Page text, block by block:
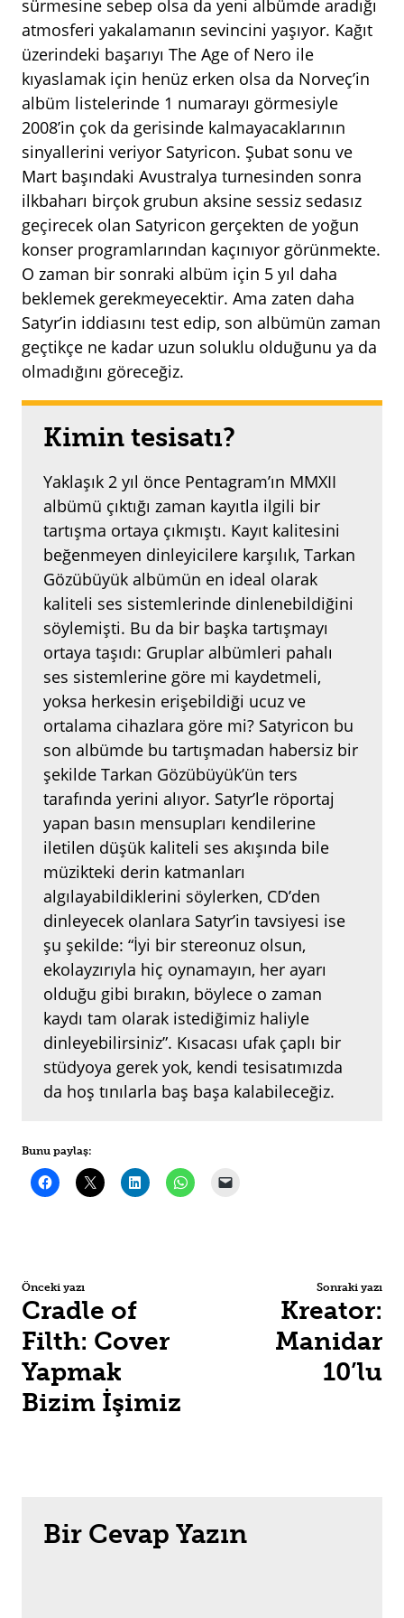
sürmesine sebep olsa da yeni albümde aradığı
atmosferi yakalamanın sevincini yaşıyor. Kağıt
üzerindeki başarıyı The Age of Nero ile
kıyaslamak için henüz erken olsa da Norveç’in
albüm listelerinde 1 numarayı görmesiyle
2008’in çok da gerisinde kalmayacaklarının
sinyallerini veriyor Satyricon. Şubat sonu ve
Mart başındaki Avustralya turnesinden sonra
ilkbaharı birçok grubun aksine sessiz sedasız
geçirecek olan Satyricon gerçekten de yoğun
konser programlarından kaçınıyor görünmekte.
O zaman bir sonraki albüm için 5 yıl daha
beklemek gerekmeyecektir. Ama zaten daha
Satyr’in iddiasını test edip, son albümün zaman
geçtikçe ne kadar uzun soluklu olduğunu ya da
olmadığını göreceğiz.
Kimin tesisatı?
Yaklaşık 2 yıl önce Pentagram’ın MMXII
albümü çıktığı zaman kayıtla ilgili bir
tartışma ortaya çıkmıştı. Kayıt kalitesini
beğenmeyen dinleyicilere karşılık, Tarkan
Gözübüyük albümün en ideal olarak
kaliteli ses sistemlerinde dinlenebildiğini
söylemişti. Bu da bir başka tartışmayı
ortaya taşıdı: Gruplar albümleri pahalı
ses sistemlerine göre mi kaydetmeli,
yoksa herkesin erişebildiği ucuz ve
ortalama cihazlara göre mi? Satyricon bu
son albümde bu tartışmadan habersiz bir
şekilde Tarkan Gözübüyük’ün ters
tarafında yerini alıyor. Satyr’le röportaj
yapan basın mensupları kendilerine
iletilen düşük kaliteli ses akışında bile
müzikteki derin katmanları
algılayabildiklerini söylerken, CD’den
dinleyecek olanlara Satyr’in tavsiyesi ise
şu şekilde: “İyi bir stereonuz olsun,
ekolayzırıyla hiç oynamayın, her ayarı
olduğu gibi bırakın, böylece o zaman
kaydı tam olarak istediğimiz haliyle
dinleyebilirsiniz”. Kısacası ufak çaplı bir
stüdyoya gerek yok, kendi tesisatımızda
da hoş tınılarla baş başa kalabileceğiz.
Bunu paylaş:
Önceki yazı
Cradle of
Filth: Cover
Yapmak
Bizim İşimiz
Sonraki yazı
Kreator:
Manidar
10’lu
Bir Cevap Yazın